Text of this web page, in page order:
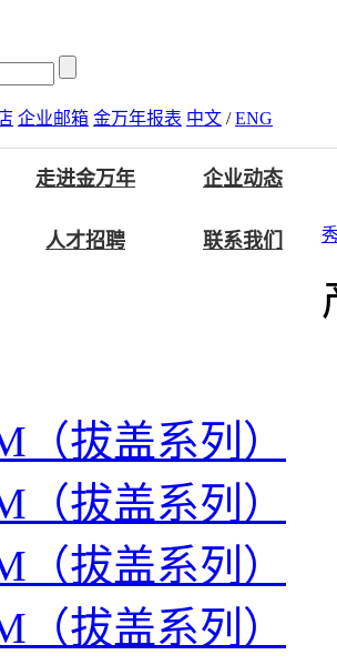
企业邮箱 金万年报表 中文 / ENG
走进金万年 企业动态
人才招聘 联系我们
（拔盖系列）
（拔盖系列）
（拔盖系列）
（拔盖系列）